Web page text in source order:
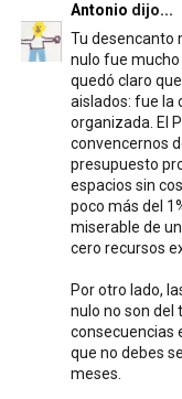
Antonio dijo...
Tu desencanto
nulo fue mucho
quedó claro
aislados: fue la
organizada. El
convencernos
presupuesto
espacios sin
poco más del
miserable de
cero recursos
Por otro lado,
nulo no son del
consecuencias
que no debes
meses.